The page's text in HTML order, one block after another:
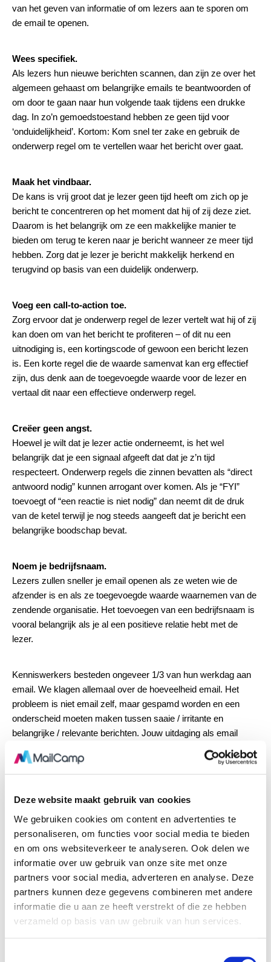
Deze website maakt gebruik van cookies
We gebruiken cookies om content en advertenties te
personaliseren, om functies voor social media te bieden
en om ons websiteverkeer te analyseren. Ook delen we
informatie over uw gebruik van onze site met onze
partners voor social media, adverteren en analyse. Deze
partners kunnen deze gegevens combineren met andere
informatie die u aan ze heeft verstrekt of die ze hebben
verzameld op basis van uw gebruik van hun services.
van het geven van informatie of om lezers aan te sporen om
de email te openen.
Wees specifiek.
Als lezers hun nieuwe berichten scannen, dan zijn ze over het
algemeen gehaast om belangrijke emails te beantwoorden of
om door te gaan naar hun volgende taak tijdens een drukke
dag. In zo’n gemoedstoestand hebben ze geen tijd voor
‘onduidelijkheid’. Kortom: Kom snel ter zake en gebruik de
onderwerp regel om te vertellen waar het bericht over gaat.
Maak het vindbaar.
De kans is vrij groot dat je lezer geen tijd heeft om zich op je
bericht te concentreren op het moment dat hij of zij deze ziet.
Daarom is het belangrijk om ze een makkelijke manier te
bieden om terug te keren naar je bericht wanneer ze meer tijd
hebben. Zorg dat je lezer je bericht makkelijk herkend en
terugvind op basis van een duidelijk onderwerp.
Voeg een call-to-action toe.
Zorg ervoor dat je onderwerp regel de lezer vertelt wat hij of zij
kan doen om van het bericht te profiteren – of dit nu een
uitnodiging is, een kortingscode of gewoon een bericht lezen
is. Een korte regel die de waarde samenvat kan erg effectief
zijn, dus denk aan de toegevoegde waarde voor de lezer en
vertaal dit naar een effectieve onderwerp regel.
Creëer geen angst.
Hoewel je wilt dat je lezer actie onderneemt, is het wel
belangrijk dat je een signaal afgeeft dat dat je z’n tijd
respecteert. Onderwerp regels die zinnen bevatten als “direct
antwoord nodig” kunnen arrogant over komen. Als je “FYI”
toevoegt of “een reactie is niet nodig” dan neemt dit de druk
van de ketel terwijl je nog steeds aangeeft dat je bericht een
belangrijke boodschap bevat.
Noem je bedrijfsnaam.
Lezers zullen sneller je email openen als ze weten wie de
afzender is en als ze toegevoegde waarde waarnemen van de
zendende organisatie. Het toevoegen van een bedrijfsnaam is
vooral belangrijk als je al een positieve relatie hebt met de
lezer.
Kenniswerkers besteden ongeveer 1/3 van hun werkdag aan
email. We klagen allemaal over de hoeveelheid email. Het
probleem is niet email zelf, maar gespamd worden en een
onderscheid moeten maken tussen saaie / irritante en
belangrijke / relevante berichten. Jouw uitdaging als email
marketeer is om te verzekeren dat je bericht gelezen wordt.
en nadenken over wat jou zou motiveren als lezer. De kans is
groot dat je beter reageert op berichten die kort, en krachtig
zijn. Je wilt weten waarom je het bericht zou openen – wat
levert het jou op? Je wilt weten van wie het bericht afkomstig is
en hoe het je kan helpen.
TIP: schrijf een onderwerp regel diejijzou openen… en het is
aannemelijk dat je een geweldige respons krijgt.